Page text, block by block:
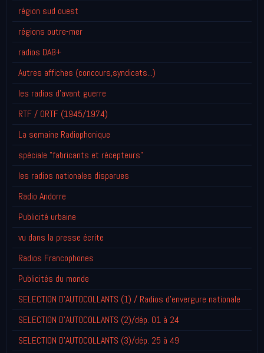
région sud ouest
régions outre-mer
radios DAB+
Autres affiches (concours,syndicats...)
les radios d'avant guerre
RTF / ORTF (1945/1974)
La semaine Radiophonique
spéciale "fabricants et récepteurs"
les radios nationales disparues
Radio Andorre
Publicité urbaine
vu dans la presse écrite
Radios Francophones
Publicités du monde
SELECTION D'AUTOCOLLANTS (1) / Radios d'envergure nationale
SELECTION D'AUTOCOLLANTS (2)/dép. 01 à 24
SELECTION D'AUTOCOLLANTS (3)/dép. 25 à 49